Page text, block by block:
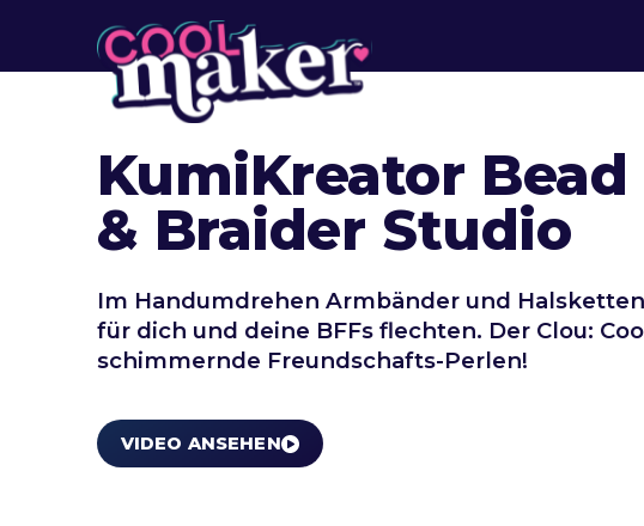
KumiKreator Bead
& Braider Studio
Im Handumdrehen Armbänder und Halsketten
für dich und deine BFFs flechten. Der Clou:
schimmernde Freundschafts-Perlen!
VIDEO ANSEHEN